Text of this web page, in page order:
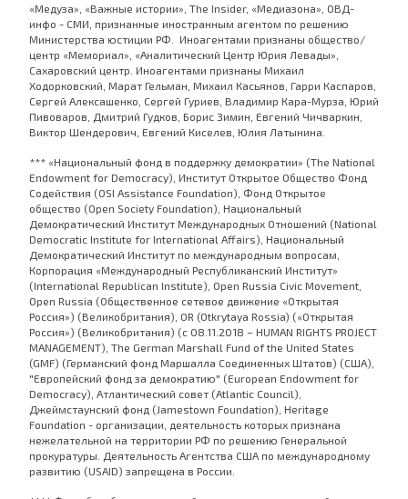
«Медуза», «Важные истории», The Insider, «Медиазона», ОВД-
инфо - СМИ, признанные иностранным агентом по решению
Министерства юстиции РФ. Иноагентами признаны общество/
центр «Мемориал», «Аналитический Центр Юрия Левады»,
Сахаровский центр. Иноагентами признаны Михаил
Ходорковский, Марат Гельман, Михаил Касьянов, Гарри Каспаров,
Сергей Алексашенко, Сергей Гуриев, Владимир Кара-Мурза, Юрий
Пивоваров, Дмитрий Гудков, Борис Зимин, Евгений Чичваркин,
Виктор Шендерович, Евгений Киселев, Юлия Латынина.
*** «Национальный фонд в поддержку демократии» (The National
Endowment for Democracy), Институт Открытое Общество Фонд
Содействия (OSI Assistance Foundation), Фонд Открытое
общество (Open Society Foundation), Национальный
Демократический Институт Международных Отношений (National
Democratic Institute for International Affairs), Национальный
Демократический Институт по международным вопросам,
Корпорация «Международный Республиканский Институт»
(International Republican Institute), Open Russia Civic Movement,
Open Russia (Общественное сетевое движение «Открытая
Россия») (Великобритания), OR (Otkrytaya Rossia) («Открытая
Россия») (Великобритания) (с 08.11.2018 – HUMAN RIGHTS PROJECT
MANAGEMENT), The German Marshall Fund of the United States
(GMF) (Германский фонд Маршалла Соединенных Штатов) (США),
"Европейский фонд за демократию" (European Endowment for
Democracy), Атлантический совет (Atlantic Council),
Джеймстаунский фонд (Jamestown Foundation), Heritage
Foundation - организации, деятельность которых признана
нежелательной на территории РФ по решению Генеральной
прокуратуры. Деятельность Агентства США по международному
развитию (USAID) запрещена в России.